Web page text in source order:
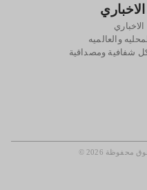
والعالميه
شفافية ومصداقية
© 2026 محفوظة